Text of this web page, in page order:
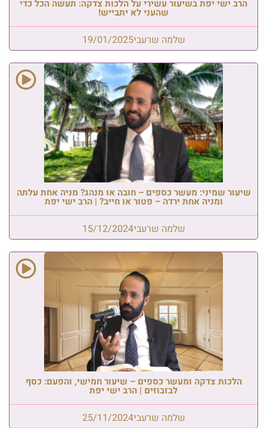
הרב ישי יפת בשיעור עשירי על הלכות צדקה: תעשה הכל כדי
שהעני לא יתבייש!
שלמה שרעבי19/01/2025
שיעור שמיני: מעשר כספים – חובה או מנהג? מניה אחת עלתה
ומניה אחת ירדה – פטור או חייב? | הרב ישי יפת
שלמה שרעבי15/12/2024
הלכות צדקה ומעשר כספים – שיעור חמישי, והפעם: כסף
לבזבוזים | הרב ישי יפת
שלמה שרעבי25/11/2024